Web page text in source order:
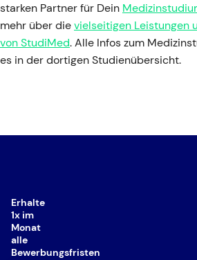
starken Partner für Dein
mehr über dievielseitigen Leistungen
von StudiMed. Alle Infos zum
es in der dortigen Studienübersicht.
Erhalte
1x im
Monat
alle
Bewerbungsfristen